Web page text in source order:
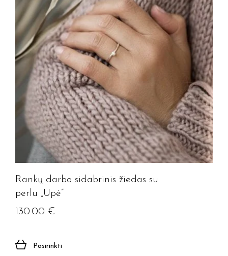
Rankų darbo sidabrinis žiedas su
perlu „Upė”
130.00 €
Pasirinkti